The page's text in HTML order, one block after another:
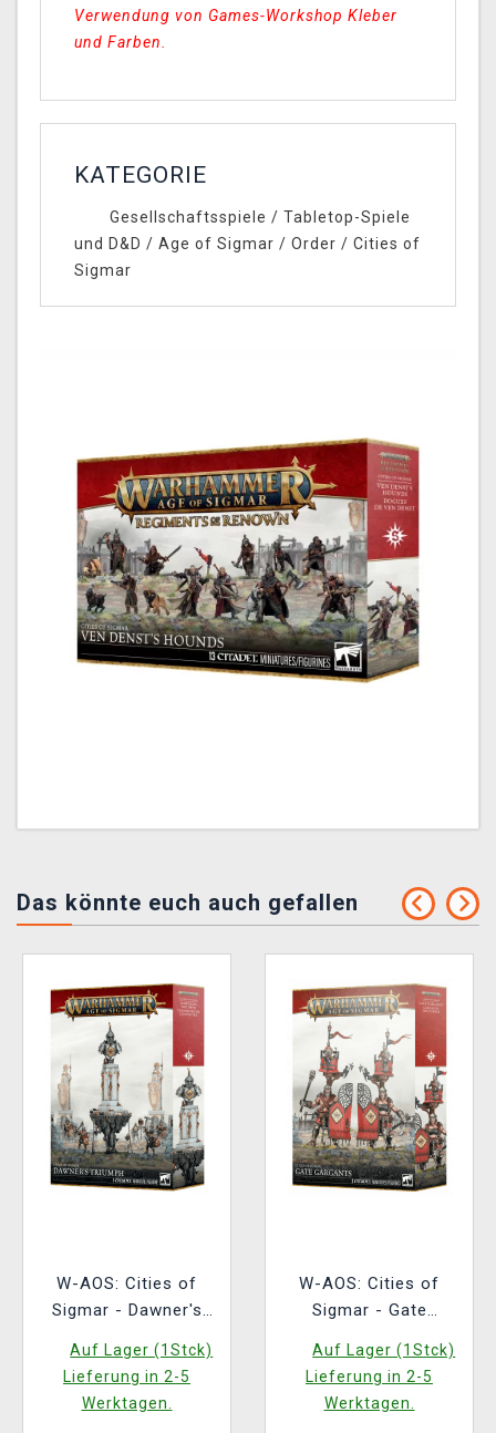
Verwendung von Games-Workshop Kleber
und Farben.
KATEGORIE
Gesellschaftsspiele / Tabletop-Spiele
und D&D / Age of Sigmar / Order / Cities of
Sigmar
Das könnte euch auch gefallen
W-AOS: Cities of
Sigmar - Dawner's
Auf Lager (1Stck)
Lieferung in 2-5
Werktagen.
W-AOS: Cities of
Sigmar - Gate
Auf Lager (1Stck)
Lieferung in 2-5
Werktagen.